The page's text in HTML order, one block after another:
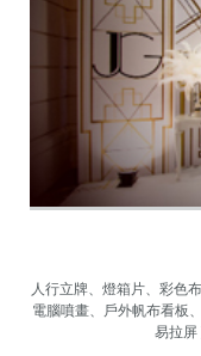
人行立牌、燈箱片、彩色
電腦噴畫、戶外帆布看板
易拉屏